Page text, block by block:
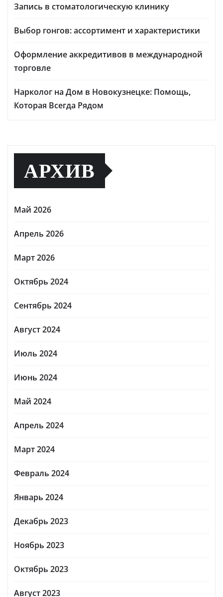
Запись в стоматологическую клинику
Выбор гонгов: ассортимент и характеристики
Оформление аккредитивов в международной
торговле
Нарколог на Дом в Новокузнецке: Помощь,
Которая Всегда Рядом
АРХИВ
Май 2026
Апрель 2026
Март 2026
Октябрь 2024
Сентябрь 2024
Август 2024
Июль 2024
Июнь 2024
Май 2024
Апрель 2024
Март 2024
Февраль 2024
Январь 2024
Декабрь 2023
Ноябрь 2023
Октябрь 2023
Август 2023